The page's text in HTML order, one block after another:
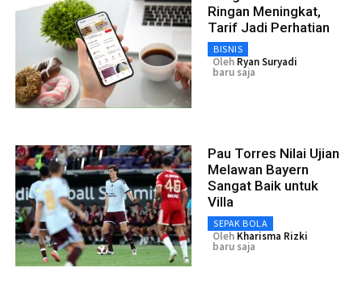
Ringan Meningkat,
Tarif Jadi Perhatian
BISNIS
Oleh Ryan Suryadi
baru saja
Pau Torres Nilai Ujian
Melawan Bayern
Sangat Baik untuk
Villa
SEPAK BOLA
Oleh Kharisma Rizki
baru saja